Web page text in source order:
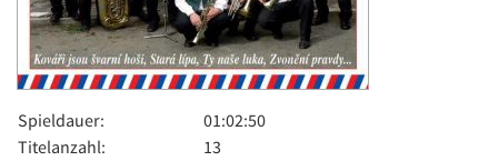
Spieldauer:
01:02:50
Titelanzahl:
13